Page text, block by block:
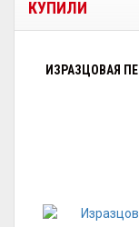
КУПИЛИ
ИЗРАЗЦОВАЯ